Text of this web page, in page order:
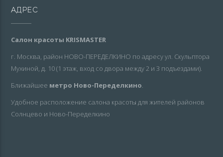
АДРЕС
Салон красоты KRISMASTER
г. Москва, район НОВО-ПЕРЕДЕЛКИНО по адресу ул. Скульптора
Мухиной, д. 10 (1 этаж, вход со двора между 2 и 3 подъездами).
Ближайшее метро Ново-Переделкино.
Удобное расположение салона красоты для жителей районов
Солнцево и Ново-Переделкино